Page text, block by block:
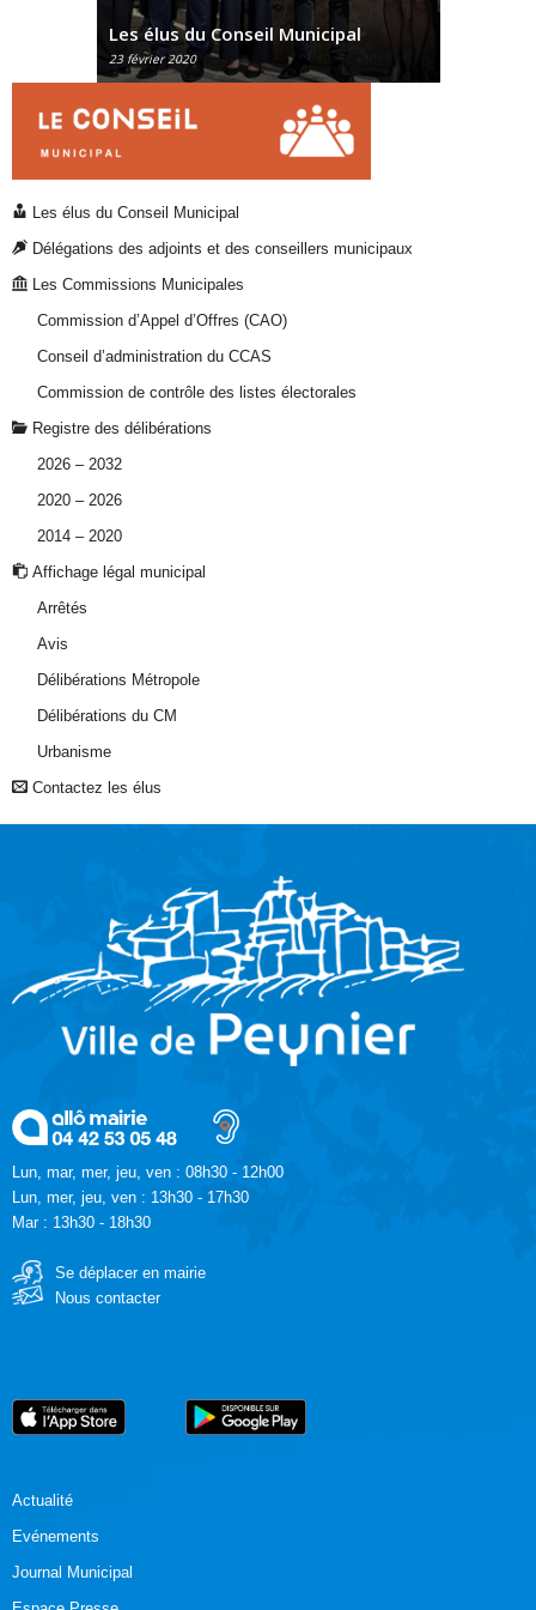
du Conseil Municipal
Délégations des adjoints
conseillers municipaux
30 octobre 2015
Les élus du Conseil Municipal
Délégations des adjoints et des conseillers municipaux
Les Commissions Municipales
Commission d’Appel d’Offres (CAO)
Conseil d’administration du CCAS
Commission de contrôle des listes électorales
Registre des délibérations
2026 – 2032
2020 – 2026
2014 – 2020
Affichage légal municipal
Arrêtés
Avis
Délibérations Métropole
Délibérations du CM
Urbanisme
Contactez les élus
Lun, mar, mer, jeu, ven : 08h30 - 12h00
Lun, mer, jeu, ven : 13h30 - 17h30
Mar : 13h30 - 18h30
Se déplacer en mairie
Nous contacter
Actualité
Evénements
Journal Municipal